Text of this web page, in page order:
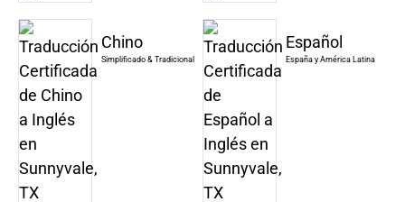
Chino
Simplificado & Tradicional
Español
España y América Latina